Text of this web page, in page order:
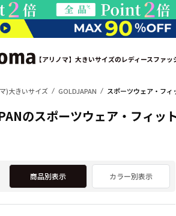
【アリノマ】大きいサイズのレディースファッ
)大きいサイズ GOLDJAPAN スポーツウェア・フィ
のスポーツウェア・フィッ
商品別表示 カラー別表示